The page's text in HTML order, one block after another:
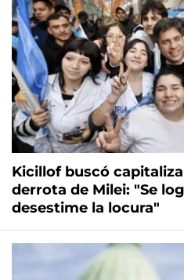
Kicillof buscó
derrota de Milei: "Se
desestime la locura"